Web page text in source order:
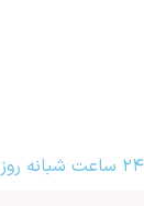
۲۴ ساعت شبانه روز و ۷ روز هفته همراه شماییم